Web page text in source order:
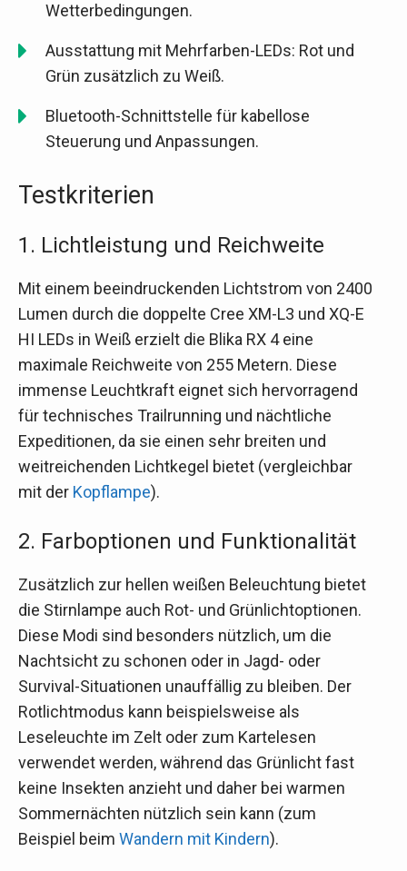
Wetterbedingungen.
Ausstattung mit Mehrfarben-LEDs: Rot und
Grün zusätzlich zu Weiß.
Bluetooth-Schnittstelle für kabellose
Steuerung und Anpassungen.
Testkriterien
1. Lichtleistung und Reichweite
Mit einem beeindruckenden Lichtstrom von 2400
Lumen durch die doppelte Cree XM-L3 und XQ-E
HI LEDs in Weiß erzielt die Blika RX 4 eine
maximale Reichweite von 255 Metern. Diese
immense Leuchtkraft eignet sich hervorragend
für technisches Trailrunning und nächtliche
Expeditionen, da sie einen sehr breiten und
weitreichenden Lichtkegel bietet (vergleichbar
mit der Kopflampe).
2. Farboptionen und Funktionalität
Zusätzlich zur hellen weißen Beleuchtung bietet
die Stirnlampe auch Rot- und Grünlichtoptionen.
Diese Modi sind besonders nützlich, um die
Nachtsicht zu schonen oder in Jagd- oder
Survival-Situationen unauffällig zu bleiben. Der
Rotlichtmodus kann beispielsweise als
Leseleuchte im Zelt oder zum Kartelesen
verwendet werden, während das Grünlicht fast
keine Insekten anzieht und daher bei warmen
Sommernächten nützlich sein kann (zum
Beispiel beim Wandern mit Kindern).